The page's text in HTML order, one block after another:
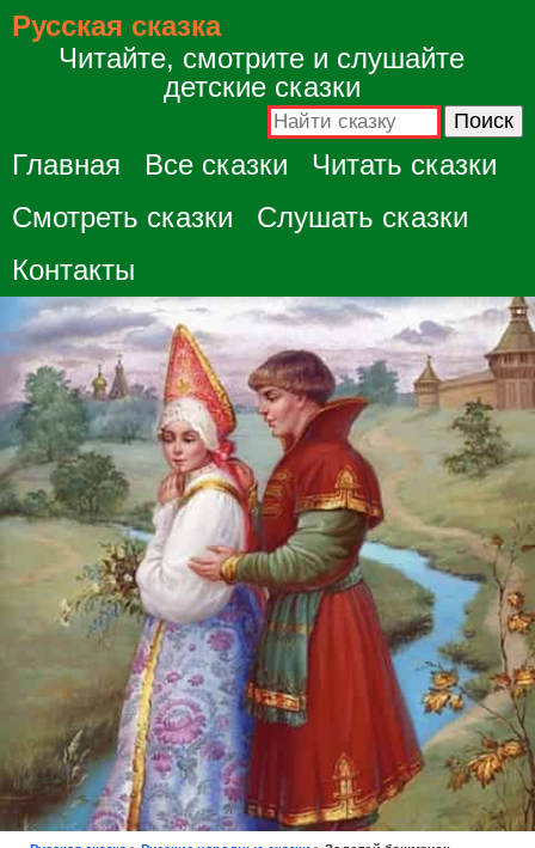
Русская сказка
Читайте, смотрите и слушайте
детские сказки
Главная Все сказки
Читать сказки
Смотреть сказки
Слушать сказки
Контакты